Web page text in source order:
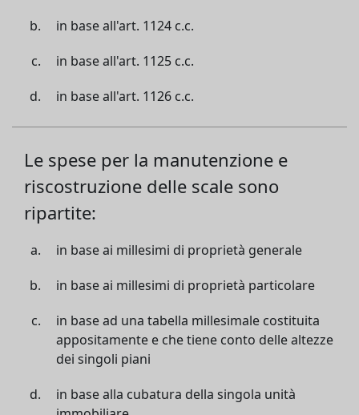
in base all'art. 1124 c.c.
in base all'art. 1125 c.c.
in base all'art. 1126 c.c.
Le spese per la manutenzione e
riscostruzione delle scale sono
ripartite:
in base ai millesimi di proprietà generale
in base ai millesimi di proprietà particolare
in base ad una tabella millesimale costituita
appositamente e che tiene conto delle altezze
dei singoli piani
in base alla cubatura della singola unità